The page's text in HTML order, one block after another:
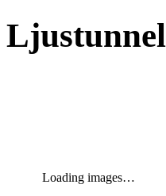
Ljustunnel
Loading images…